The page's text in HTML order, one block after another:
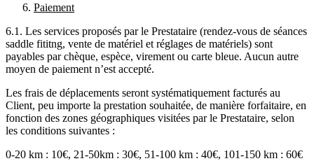
Paiement
6.1. Les services proposés par le Prestataire (rendez-vous de séances
saddle fititng, vente de matériel et réglages de matériels) sont
payables par chèque, espèce, virement ou carte bleue. Aucun autre
moyen de paiement n’est accepté.
Les frais de déplacements seront systématiquement facturés au
Client, peu importe la prestation souhaitée, de manière forfaitaire, en
fonction des zones géographiques visitées par le Prestataire, selon
les conditions suivantes :
0-20 km : 10€, 21-50km : 30€, 51-100 km : 40€, 101-150 km : 60€